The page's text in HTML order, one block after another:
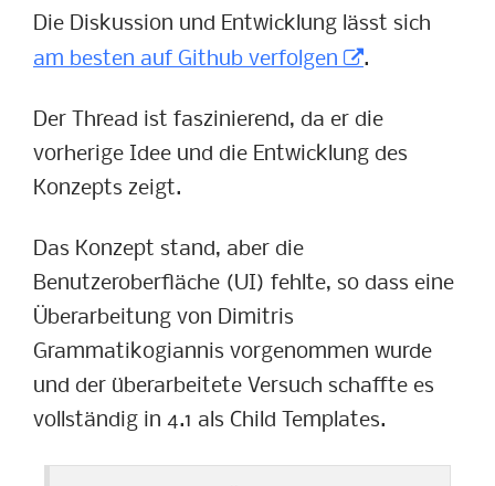
Die Diskussion und Entwicklung lässt sich
am besten auf Github verfolgen
.
Der Thread ist faszinierend, da er die
vorherige Idee und die Entwicklung des
Konzepts zeigt.
Das Konzept stand, aber die
Benutzeroberfläche (UI) fehlte, so dass eine
Überarbeitung von Dimitris
Grammatikogiannis vorgenommen wurde
und der überarbeitete Versuch schaffte es
vollständig in 4.1 als Child Templates.